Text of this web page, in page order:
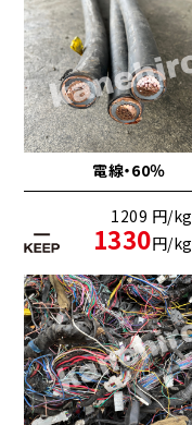
電線・60％
1209 円/kg
1330円/kg